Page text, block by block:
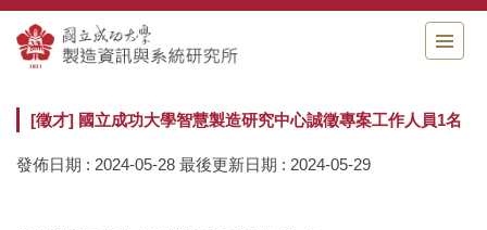
跳
到
主
內
容
[徵才] 國立成功大學智慧製造研究中心誠徵專案工作人員1名
發佈日期 : 2024-05-28 最後更新日期 : 2024-05-29